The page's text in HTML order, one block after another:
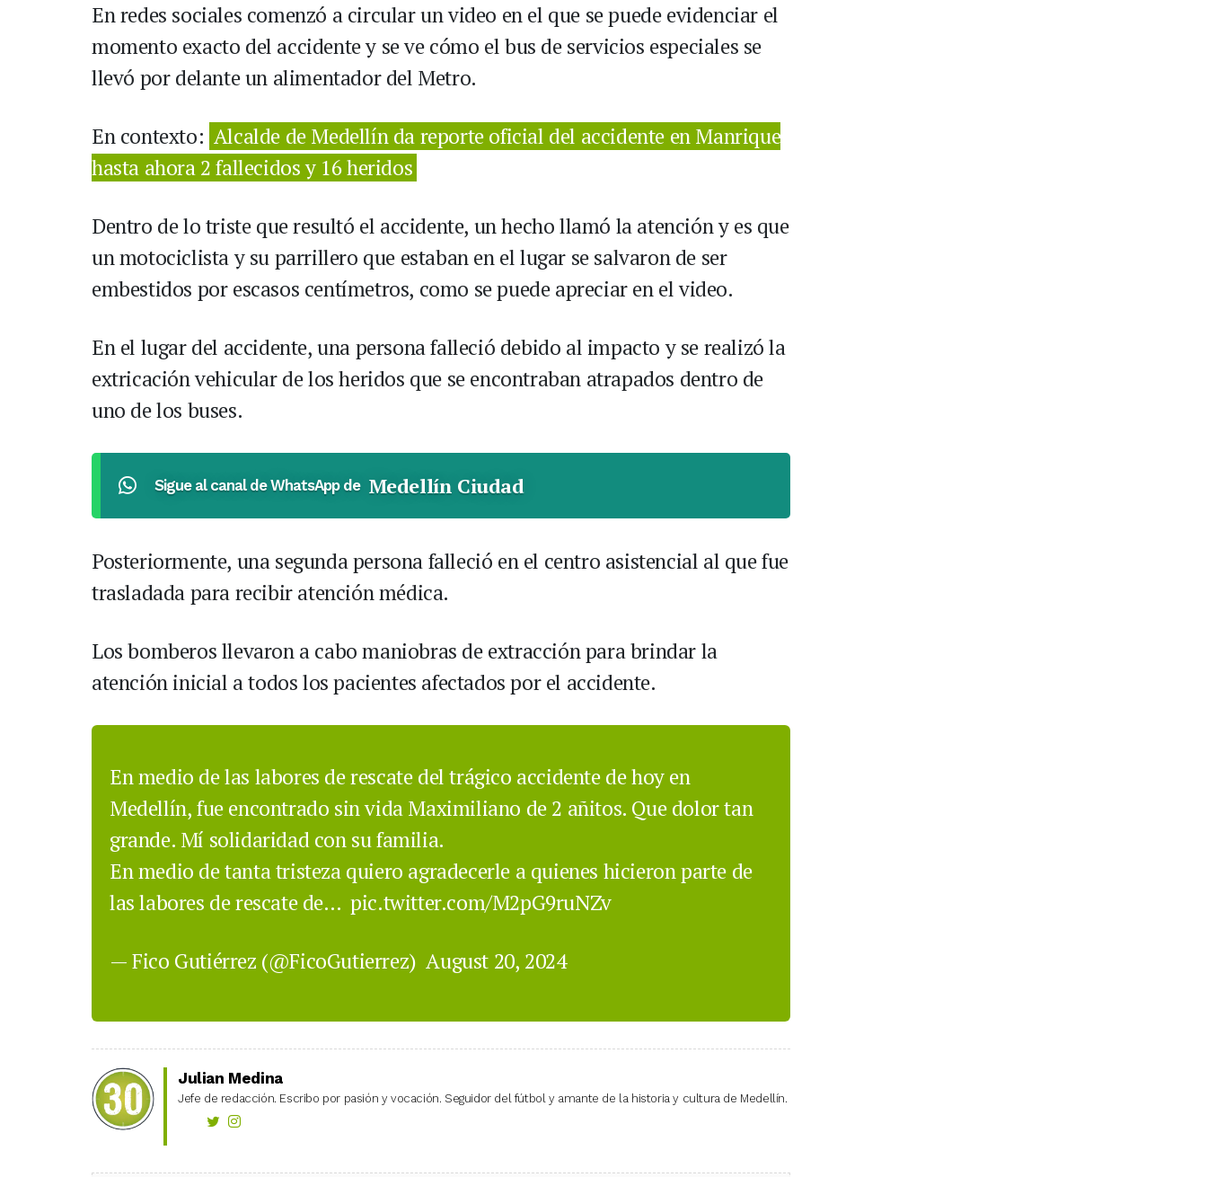
En redes sociales comenzó a circular un video en el que se puede evidenciar el
momento exacto del accidente y se ve cómo el bus de servicios especiales se
llevó por delante un alimentador del Metro.
En contexto: Alcalde de Medellín da reporte oficial del accidente en Manrique
hasta ahora 2 fallecidos y 16 heridos
Dentro de lo triste que resultó el accidente, un hecho llamó la atención y es que
un motociclista y su parrillero que estaban en el lugar se salvaron de ser
embestidos por escasos centímetros, como se puede apreciar en el video.
En el lugar del accidente, una persona falleció debido al impacto y se realizó la
extricación vehicular de los heridos que se encontraban atrapados dentro de
uno de los buses.
Sigue al canal de WhatsApp de Medellín Ciudad
Posteriormente, una segunda persona falleció en el centro asistencial al que fue
trasladada para recibir atención médica.
Los bomberos llevaron a cabo maniobras de extracción para brindar la
atención inicial a todos los pacientes afectados por el accidente.
En medio de las labores de rescate del trágico accidente de hoy en
Medellín, fue encontrado sin vida Maximiliano de 2 añitos. Que dolor tan
grande. Mí solidaridad con su familia.
En medio de tanta tristeza quiero agradecerle a quienes hicieron parte de
las labores de rescate de… pic.twitter.com/M2pG9ruNZv
— Fico Gutiérrez (@FicoGutierrez) August 20, 2024
Julian Medina
Jefe de redacción. Escribo por pasión y vocación. Seguidor del fútbol y amante de la historia y cultura de Medellín.